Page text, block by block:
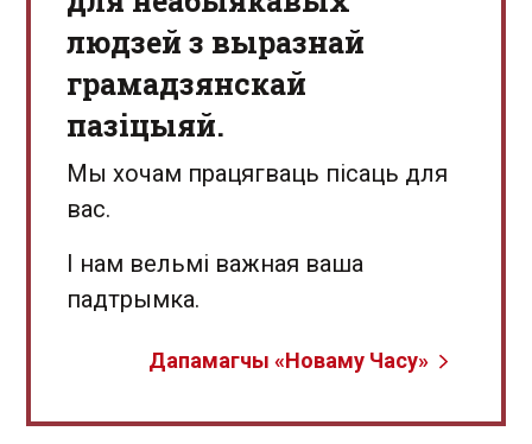
людзей з выразнай
грамадзянскай
пазіцыяй.
Мы хочам працягваць пісаць для
вас.
І нам вельмі важная ваша
падтрымка.
Дапамагчы «Новаму Часу»